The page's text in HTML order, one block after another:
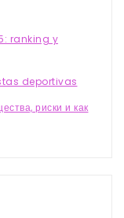
ranking y
deportivas
риски и как